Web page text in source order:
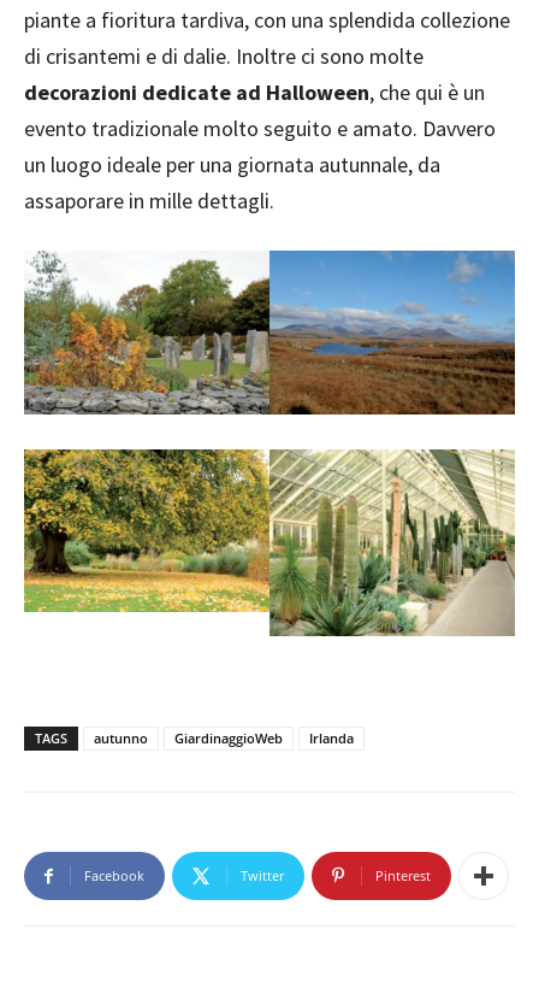
piante a fioritura tardiva, con una splendida collezione
di crisantemi e di dalie. Inoltre ci sono molte
decorazioni dedicate ad Halloween, che qui è un
evento tradizionale molto seguito e amato. Davvero
un luogo ideale per una giornata autunnale, da
assaporare in mille dettagli.
TAGS autunno GiardinaggioWeb Irlanda
Facebook Twitter Pinterest